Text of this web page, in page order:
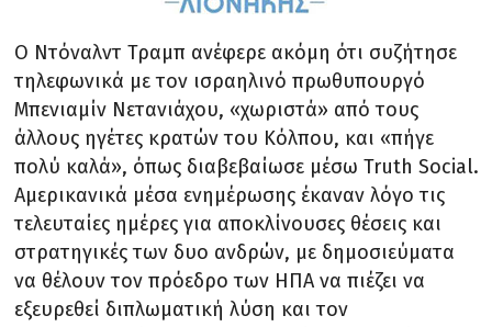
Ο Ντόναλντ Τραμπ ανέφερε ακόμη ότι συζήτησε
τηλεφωνικά με τον ισραηλινό πρωθυπουργό
Μπενιαμίν Νετανιάχου, «χωριστά» από τους
άλλους ηγέτες κρατών του Κόλπου, και «πήγε
πολύ καλά», όπως διαβεβαίωσε μέσω Truth Social.
Αμερικανικά μέσα ενημέρωσης έκαναν λόγο τις
τελευταίες ημέρες για αποκλίνουσες θέσεις και
στρατηγικές των δυο ανδρών, με δημοσιεύματα
να θέλουν τον πρόεδρο των ΗΠΑ να πιέζει να
εξευρεθεί διπλωματική λύση και τον